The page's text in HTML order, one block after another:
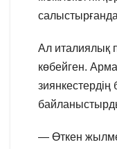
Ал италиялық
көбейген.
зиянкестердің
— Өткен